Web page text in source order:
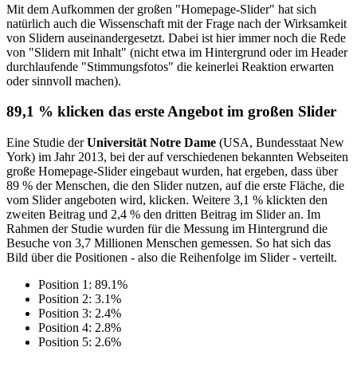
Mit dem Aufkommen der großen "Homepage-Slider" hat sich
natürlich auch die Wissenschaft mit der Frage nach der Wirksamkeit
von Slidern auseinandergesetzt. Dabei ist hier immer noch die Rede
von "Slidern mit Inhalt" (nicht etwa im Hintergrund oder im Header
durchlaufende "Stimmungsfotos" die keinerlei Reaktion erwarten
oder sinnvoll machen).
89,1 % klicken das erste Angebot im großen Slider
Eine Studie derUniversität Notre Dame (USA, Bundesstaat New
York) im Jahr 2013, bei der auf verschiedenen bekannten Webseiten
große Homepage-Slider eingebaut wurden, hat ergeben, dass über
89 % der Menschen, die den Slider nutzen, auf die erste Fläche, die
vom Slider angeboten wird, klicken. Weitere 3,1 % klickten den
zweiten Beitrag und 2,4 % den dritten Beitrag im Slider an. Im
Rahmen der Studie wurden für die Messung im Hintergrund die
Besuche von 3,7 Millionen Menschen gemessen. So hat sich das
Bild über die Positionen - also die Reihenfolge im Slider - verteilt.
Position 1: 89.1%
Position 2: 3.1%
Position 3: 2.4%
Position 4: 2.8%
Position 5: 2.6%